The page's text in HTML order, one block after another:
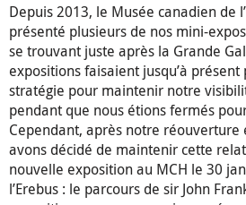
Depuis 2013, le Musée canadien de
présenté plusieurs de nos mini-
se trouvant juste après la Grande
expositions faisaient jusqu’à
stratégie pour maintenir notre
pendant que nous étions fermés
Cependant, après notre
avons décidé de maintenir cette
nouvelle exposition au MCH le 30
l’Erebus : le parcours de sir John